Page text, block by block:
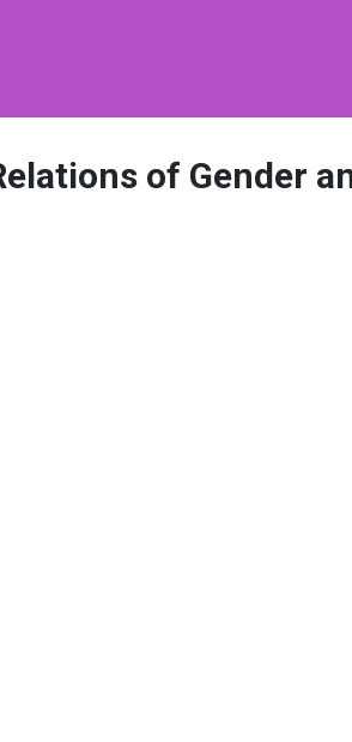
of Gender